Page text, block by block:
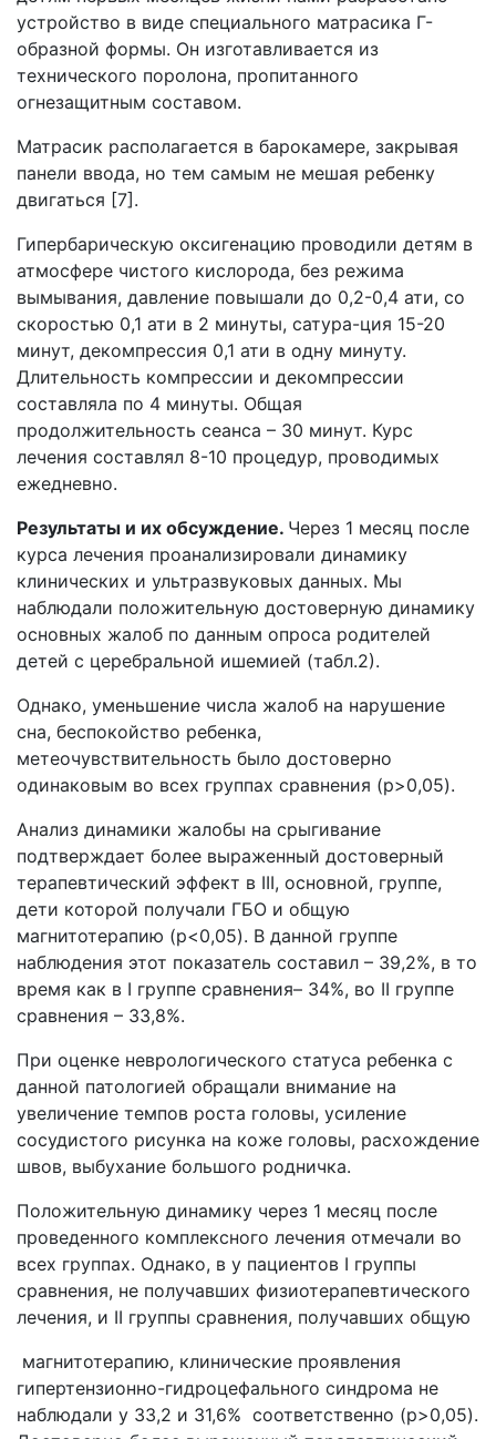
устройство в виде специального матрасика Г-
образной формы. Он изготавливается из
технического поролона, пропитанного
огнезащитным составом.
Матрасик располагается в барокамере, закрывая
панели ввода, но тем самым не мешая ребенку
двигаться [7].
Гипербарическую оксигенацию проводили детям в
атмосфере чистого кислорода, без режима
вымывания, давление повышали до 0,2-0,4 ати, со
скоростью 0,1 ати в 2 минуты, сатура-ция 15-20
минут, декомпрессия 0,1 ати в одну минуту.
Длительность компрессии и декомпрессии
составляла по 4 минуты. Общая
продолжительность сеанса – 30 минут. Курс
лечения составлял 8-10 процедур, проводимых
ежедневно.
Результаты и их обсуждение. Через 1 месяц после
курса лечения проанализировали динамику
клинических и ультразвуковых данных. Мы
наблюдали положительную достоверную динамику
основных жалоб по данным опроса родителей
детей с церебральной ишемией (табл.2).
Однако, уменьшение числа жалоб на нарушение
сна, беспокойство ребенка,
метеочувствительность было достоверно
одинаковым во всех группах сравнения (p>0,05).
Анализ динамики жалобы на срыгивание
подтверждает более выраженный достоверный
терапевтический эффект в III, основной, группе,
дети которой получали ГБО и общую
магнитотерапию (p<0,05). В данной группе
наблюдения этот показатель составил – 39,2%, в то
время как в I группе сравнения– 34%, во II группе
сравнения – 33,8%.
При оценке неврологического статуса ребенка с
данной патологией обращали внимание на
увеличение темпов роста головы, усиление
сосудистого рисунка на коже головы, расхождение
швов, выбухание большого родничка.
Положительную динамику через 1 месяц после
проведенного комплексного лечения отмечали во
всех группах. Однако, в у пациентов I группы
сравнения, не получавших физиотерапевтического
лечения, и II группы сравнения, получавших общую
магнитотерапию, клинические проявления
гипертензионно-гидроцефального синдрома не
наблюдали у 33,2 и 31,6% соответственно (p>0,05).